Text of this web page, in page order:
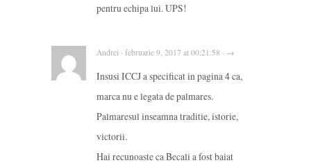
pentru echipa lui. UPS!
Andrei · februarie 9, 2017 at 00:21:58 · →
Insusi ICCJ a specificat in pagina 4 ca,
marca nu e legata de palmares.
Palmaresul inseamna traditie, istorie,
victorii.
Hai recunoaste ca Becali a fost baiat